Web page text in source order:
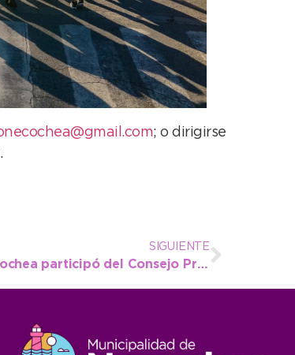
; o dirigirse
SIGUIENTE
En vistas a la temporada alta, Necochea participó del Consejo Provincial de Turismo